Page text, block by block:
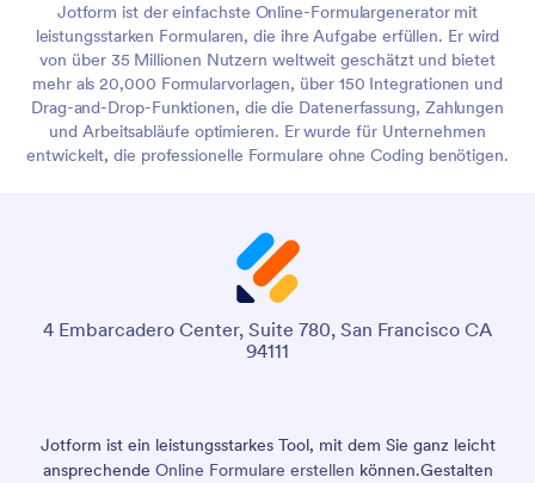
Jotform ist der einfachste Online-Formulargenerator mit
leistungsstarken Formularen, die ihre Aufgabe erfüllen. Er wird
von über 35 Millionen Nutzern weltweit geschätzt und bietet
mehr als 20,000 Formularvorlagen, über 150 Integrationen und
Drag-and-Drop-Funktionen, die die Datenerfassung, Zahlungen
und Arbeitsabläufe optimieren. Er wurde für Unternehmen
entwickelt, die professionelle Formulare ohne Coding benötigen.
4 Embarcadero Center, Suite 780, San Francisco CA
94111
Jotform ist ein leistungsstarkes Tool, mit dem Sie ganz leicht
ansprechende Online Formulare erstellen können.Gestalten